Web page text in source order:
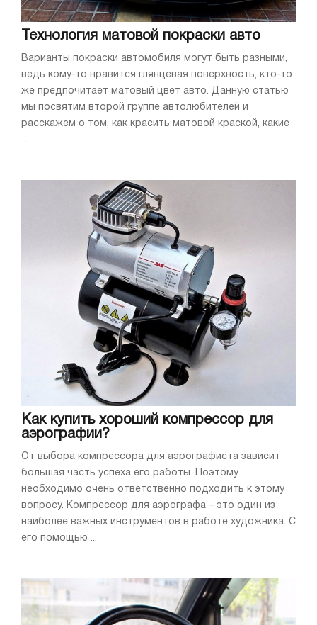
Технология матовой покраски авто
Варианты покраски автомобиля могут быть разными,
ведь кому-то нравится глянцевая поверхность, кто-то
же предпочитает матовый цвет авто. Данную статью
мы посвятим второй группе автолюбителей и
расскажем о том, как красить матовой краской, какие
...
Как купить хороший компрессор для
аэрографии?
От выбора компрессора для аэрографиста зависит
большая часть успеха его работы. Поэтому
необходимо очень ответственно подходить к этому
вопросу. Компрессор для аэрографа – это один из
наиболее важных инструментов в работе художника. С
его помощью ...